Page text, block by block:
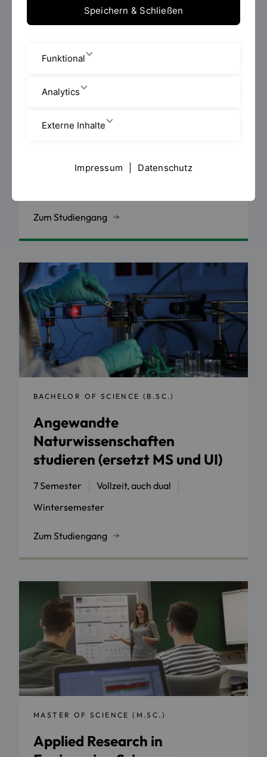
Zum Studiengang
BACHELOR OF SCIENCE (B.SC.)
Angewandte
Naturwissenschaften
studieren (ersetzt MS und UI)
7 Semester
Vollzeit, auch dual
Wintersemester
Zum Studiengang
MASTER OF SCIENCE (M.SC.)
Applied Research in
Speichern & Schließen
Funktional
Analytics
Externe Inhalte
Impressum Datenschutz